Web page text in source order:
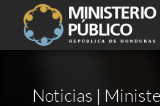
Noticias |